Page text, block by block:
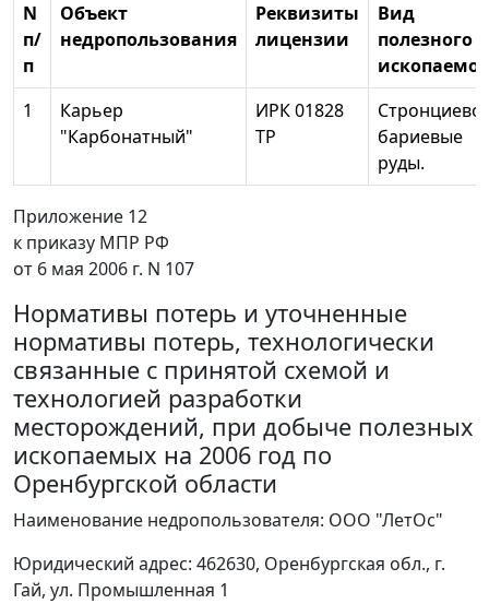
N
п/
п
Объект
недропользования
Реквизиты
лицензии
Вид
полезного
1
Карьер
"Карбонатный"
ИРК 01828
ТР
Стронциево-
бариевые
руды.
Приложение 12
к приказу МПР РФ
от 6 мая 2006 г. N 107
Нормативы потерь и уточненные
нормативы потерь, технологически
связанные с принятой схемой и
технологией разработки
месторождений, при добыче полезных
ископаемых на 2006 год по
Оренбургской области
Наименование недропользователя: ООО "ЛетОс"
Юридический адрес: 462630, Оренбургская обл., г.
Гай, ул. Промышленная 1